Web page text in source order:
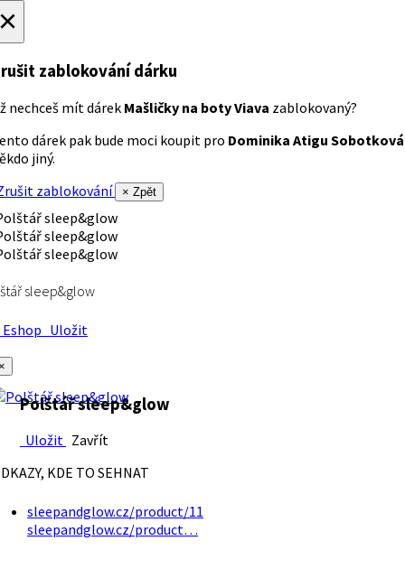
zablokování dárku
nechceš mít dárek Mašličky na boty Viava zablokovaný?
dárek pak bude moci koupit pro Dominika Atigu Sobotková
jiný.
zablokování
× Zpět
sleep&glow
Uložit
Polštář sleep&glow
Uložit Zavřít
KDE TO SEHNAT
sleepandglow.cz/product/11
sleepandglow.cz/product…